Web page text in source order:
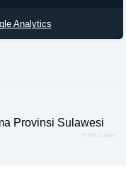
Analytics
Provinsi Sulawesi
HTML Codex